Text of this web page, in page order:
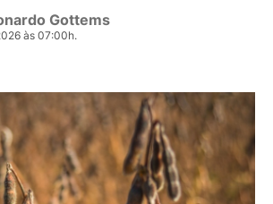
Gottems
às 07:00h.